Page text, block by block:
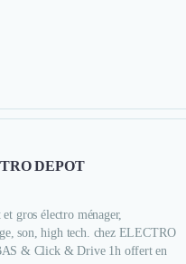
DEPOT
gros électro ménager,
son, high tech. chez ELECTRO
& Click & Drive 1h offert en